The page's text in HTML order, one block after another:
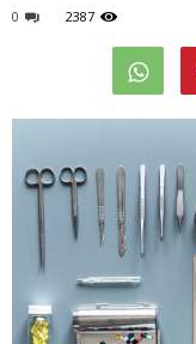
0 2387